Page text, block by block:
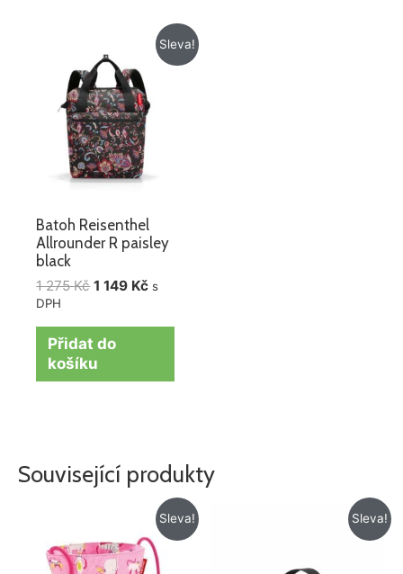
Sleva!
Batoh Reisenthel
Allrounder R paisley
black
1 275Kč
cena
byla:
1
275 Kč.
1 149 Kč
Aktuální
cena
149 Kč.
s
DPH
Přidat do
košíku
Související produkty
Sleva!
byla:
259 Kč.
Aktuální
cena
je:
129 Kč.
Sleva!
Aktuální
cena